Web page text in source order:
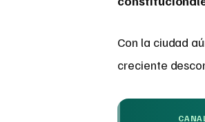
Con la ciudad
creciente